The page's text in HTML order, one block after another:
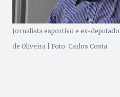
Jornalista esportivo e ex-
de Oliveira | Foto: Carlos Costa